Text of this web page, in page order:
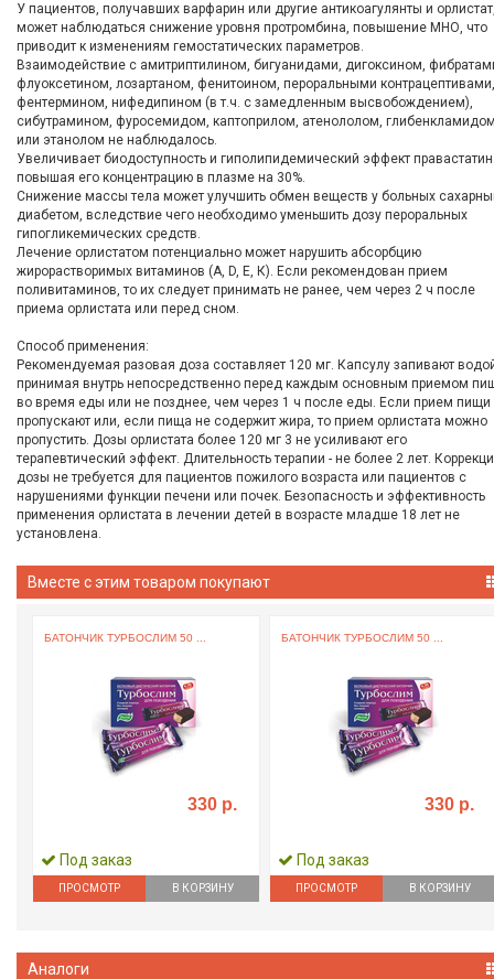
У пациентов, получавших варфарин или другие антикоагулянты и
может наблюдаться снижение уровня протромбина, повышение МНО, что
приводит к изменениям гемостатических параметров.
Взаимодействие с амитриптилином, бигуанидами, дигоксином,
флуоксетином, лозартаном, фенитоином, пероральными контрацептивами,
фентермином, нифедипином (в т.ч. с замедленным высвобождением),
сибутрамином, фуросемидом, каптоприлом, атенололом,
или этанолом не наблюдалось.
Увеличивает биодоступность и гиполипидемический эффект
повышая его концентрацию в плазме на 30%.
Снижение массы тела может улучшить обмен веществ у больных
диабетом, вследствие чего необходимо уменьшить дозу пероральных
гипогликемических средств.
Лечение орлистатом потенциально может нарушить абсорбцию
жирорастворимых витаминов (A, D, Е, К). Если рекомендован прием
поливитаминов, то их следует принимать не ранее, чем через 2 ч после
приема орлистата или перед сном.
Способ применения:
Рекомендуемая разовая доза составляет 120 мг. Капсулу запивают
принимая внутрь непосредственно перед каждым основным приемом
во время еды или не позднее, чем через 1 ч после еды. Если прием пищи
пропускают или, если пища не содержит жира, то прием орлистата можно
пропустить. Дозы орлистата более 120 мг 3 не усиливают его
терапевтический эффект. Длительность терапии - не более 2 лет.
дозы не требуется для пациентов пожилого возраста или пациентов с
нарушениями функции печени или почек. Безопасность и эффективность
применения орлистата в лечении детей в возрасте младше 18 лет не
установлена.
Вместе с этим товаром покупают
БАТОНЧИК ТУРБОСЛИМ 50 ...
330 р.
Под заказ
ПРОСМОТР В КОРЗИНУ
БАТОНЧИК ТУРБОСЛИМ 50 ...
330 р.
Под заказ
ПРОСМОТР В КОРЗИНУ
Аналоги